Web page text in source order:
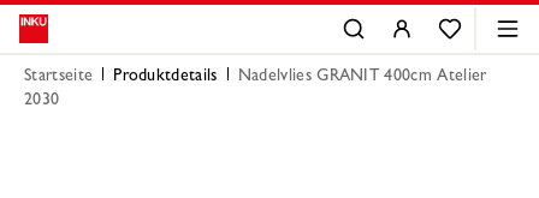
Startseite Produktdetails
Nadelvlies GRANIT 400cm Atelier
2030